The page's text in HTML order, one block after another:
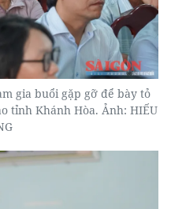
gia buổi gặp gỡ để bày tỏ
tỉnh Khánh Hòa. Ảnh: HIẾU